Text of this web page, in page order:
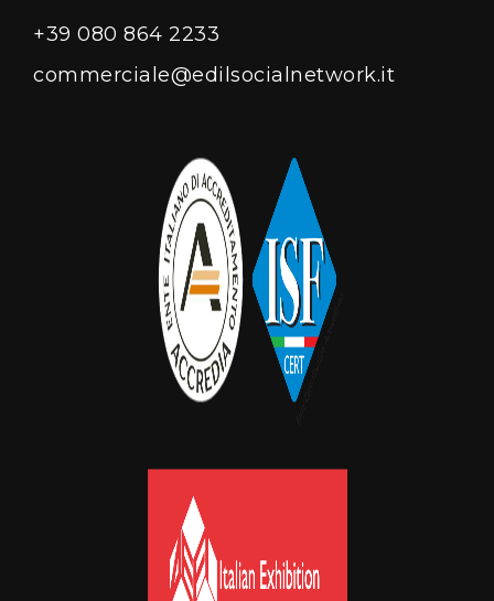
+39 080 864 2233
commerciale@edilsocialnetwork.it